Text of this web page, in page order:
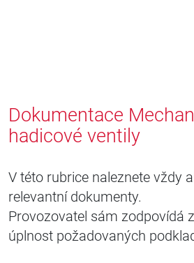
Dokumentace
hadicové ventily
V této rubrice naleznete vždy
relevantní dokumenty.
Provozovatel sám zodpovídá
úplnost požadovaných